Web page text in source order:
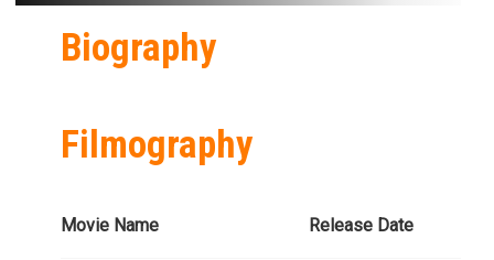
Biography
Filmography
Movie Name Release Date